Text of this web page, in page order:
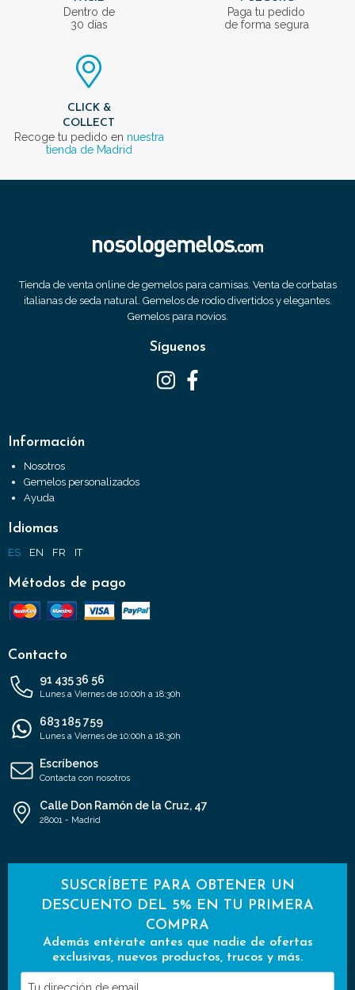
Dentro de
30 días
Paga tu pedido
de forma segura
CLICK &
COLLECT
Recoge tu pedido en nuestra
tienda de Madrid
Tienda de venta online de gemelos para camisas. Venta de corbatas
italianas de seda natural. Gemelos de rodio divertidos y elegantes.
Gemelos para novios.
Síguenos
Información
Nosotros
Gemelos personalizados
Ayuda
Idiomas
ES EN FR IT
Métodos de pago
Contacto
91 435 36 56
Lunes a Viernes de 10:00h a 18:30h
683 185 759
Lunes a Viernes de 10:00h a 18:30h
Escríbenos
Contacta con nosotros
Calle Don Ramón de la Cruz, 47
28001 - Madrid
SUSCRÍBETE PARA OBTENER UN
DESCUENTO DEL 5% EN TU PRIMERA
COMPRA
Además entérate antes que nadie de ofertas
exclusivas, nuevos productos, trucos y más.
Tu